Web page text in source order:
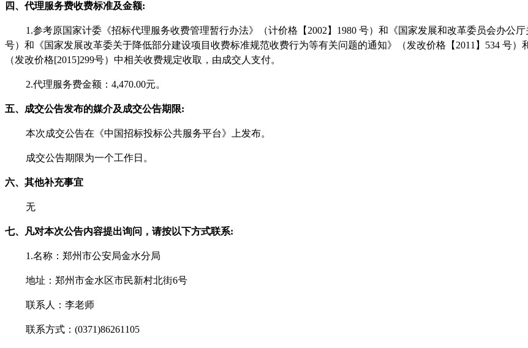
四、代理服务费收费标准及金额:
1.参考原国家计委《招标代理服务收费管理暂行办法》（计价格【 2002】1980 号）和《国家发展和改革委员会办公
号）和《国家发展改革委关于降低部分建设项目收费标准规范收费行为等有关问题的通知》（发改价格【2011】534 号
（发改价格[2015]299号）中相关收费规定收取 ，由成交人支付。
2.代理服务费金额： 4,470.00元。
五、 成交公告发布的媒介及成交公告期限:
本次成交公告在 《中国招标投标公共服务平台》 上发布。
成交公告期限为一个工作日。
六、 其他补充事宜
无
七、 凡对本次公告内容提出询问，请按以下方式联系:
1.名称：郑州市公安局金水分局
地址：郑州市金水区市民新村北街6号
联系人：李老师
联系方式： (0371)86261105